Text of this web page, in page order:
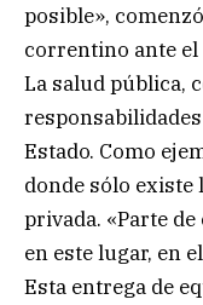
posible»,
correntino ante
La salud pública,
Estado. Como
donde sólo existe
privada. «Parte
en este lugar, en
Esta entrega de